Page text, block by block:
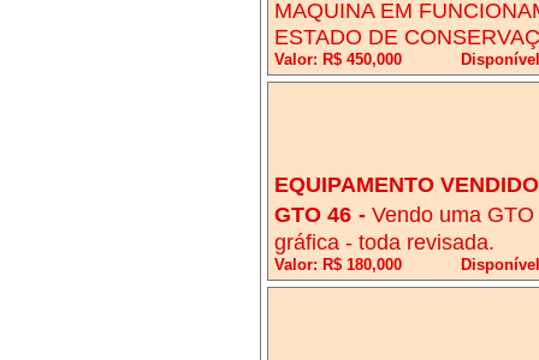
MAQUINA EM
ESTADO DE
Valor: R$ 450,000
EQUIPAMENTO
GTO 46 - Vendo uma
gráfica - toda revisada.
Valor: R$ 180,000